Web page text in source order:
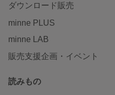
ダウンロード販売
minne PLUS
minne LAB
販売支援企画・イベント
読みもの